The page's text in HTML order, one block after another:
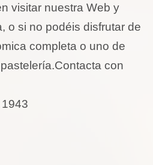
visitar nuestra Web y
o si no podéis disfrutar de
completa o uno de
con